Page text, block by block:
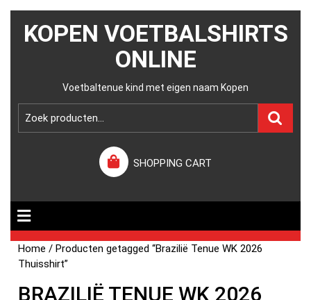
KOPEN VOETBALSHIRTS
ONLINE
Voetbaltenue kind met eigen naam Kopen
SHOPPING CART
Home / Producten getagged “Brazilië Tenue WK 2026
Thuisshirt”
BRAZILIË TENUE WK 2026